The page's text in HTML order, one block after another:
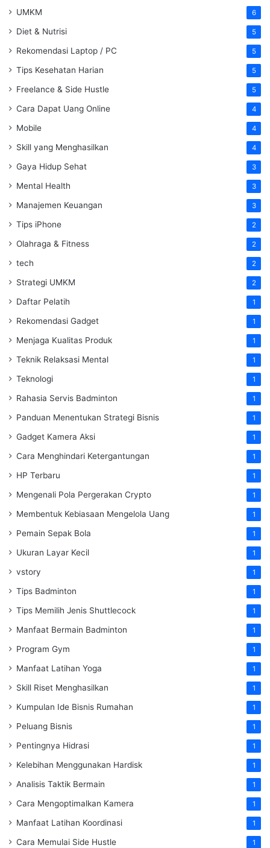
UMKM 6
Diet & Nutrisi 5
Rekomendasi Laptop / PC 5
Tips Kesehatan Harian 5
Freelance & Side Hustle 5
Cara Dapat Uang Online 4
Mobile 4
Skill yang Menghasilkan 4
Gaya Hidup Sehat 3
Mental Health 3
Manajemen Keuangan 3
Tips iPhone 2
Olahraga & Fitness 2
tech 2
Strategi UMKM 2
Daftar Pelatih 1
Rekomendasi Gadget 1
Menjaga Kualitas Produk 1
Teknik Relaksasi Mental 1
Teknologi 1
Rahasia Servis Badminton 1
Panduan Menentukan Strategi Bisnis 1
Gadget Kamera Aksi 1
Cara Menghindari Ketergantungan 1
HP Terbaru 1
Mengenali Pola Pergerakan Crypto 1
Membentuk Kebiasaan Mengelola Uang 1
Pemain Sepak Bola 1
Ukuran Layar Kecil 1
vstory 1
Tips Badminton 1
Tips Memilih Jenis Shuttlecock 1
Manfaat Bermain Badminton 1
Program Gym 1
Manfaat Latihan Yoga 1
Skill Riset Menghasilkan 1
Kumpulan Ide Bisnis Rumahan 1
Peluang Bisnis 1
Pentingnya Hidrasi 1
Kelebihan Menggunakan Hardisk 1
Analisis Taktik Bermain 1
Cara Mengoptimalkan Kamera 1
Manfaat Latihan Koordinasi 1
Cara Memulai Side Hustle 1